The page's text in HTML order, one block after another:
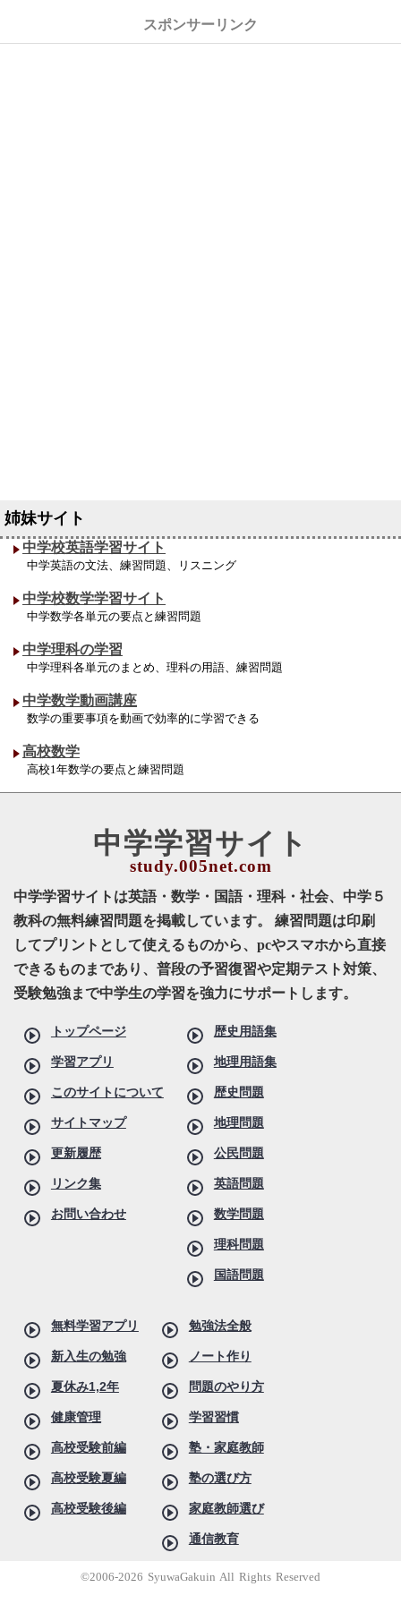
中学校英語学習サイト
中学英語の文法、練習問題、リスニング
中学校数学学習サイト
中学数学各単元の要点と練習問題
中学理科の学習
中学理科各単元のまとめ、理科の用語、練習問題
中学数学動画講座
数学の重要事項を動画で効率的に学習できる
高校数学
高校1年数学の要点と練習問題
中学学習サイト
中学学習サイトは英語・数学・国語・理科・社会、中学５
教科の無料練習問題を掲載しています。 練習問題は印刷
してプリントとして使えるものから、pcやスマホから直接
できるものまであり、普段の予習復習や定期テスト対策、
受験勉強まで中学生の学習を強力にサポートします。
トップページ
学習アプリ
このサイトについて
サイトマップ
更新履歴
リンク集
お問い合わせ
歴史用語集
地理用語集
歴史問題
地理問題
公民問題
英語問題
数学問題
理科問題
国語問題
無料学習アプリ
新入生の勉強
夏休み1,2年
健康管理
高校受験前編
高校受験夏編
高校受験後編
勉強法全般
ノート作り
問題のやり方
学習習慣
塾・家庭教師
塾の選び方
家庭教師選び
通信教育
©2006-2026 SyuwaGakuin All Rights Reserved